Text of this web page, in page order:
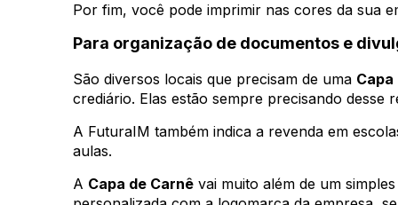
Por fim, você pode imprimir nas cores da sua
Para organização de documentos e
São diversos locais que precisam de uma Capa
crediário. Elas estão sempre precisando
A FuturaIM também indica a revenda em
aulas.
A Capa de Carnê vai muito além de um